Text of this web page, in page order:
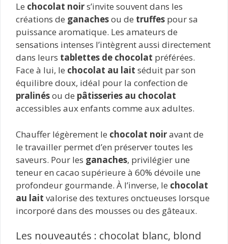
Le chocolat noirs’invite souvent dans les
créations de ganachesou de truffes pour sa
puissance aromatique. Les amateurs de
sensations intenses l’intègrent aussi directement
dans leurs tablettes de chocolat préférées.
Face à lui, le chocolat au lait séduit par son
équilibre doux, idéal pour la confection de
pralinésou de pâtisseries au chocolat
accessibles aux enfants comme aux adultes.
Chauffer légèrement le chocolat noiravant de
le travailler permet d’en préserver toutes les
saveurs. Pour les ganaches, privilégier une
teneur en cacao supérieure à 60% dévoile une
profondeur gourmande. À l’inverse, le chocolat
au lait valorise des textures onctueuses lorsque
incorporé dans des mousses ou des gâteaux.
Les nouveautés : chocolat blanc, blond